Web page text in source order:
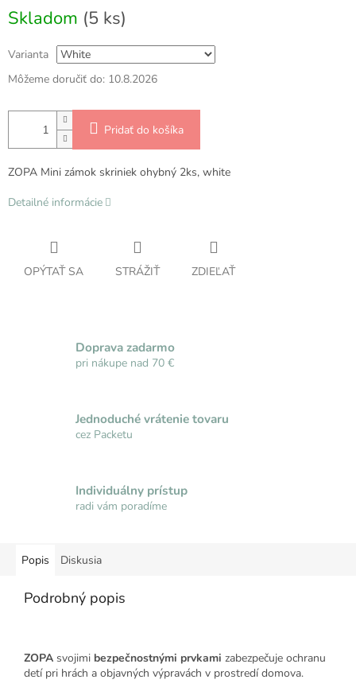
cena:
Skladom (5 ks)
Varianta
Môžeme doručiť do: 10.8.2026
Pridať do košíka
ZOPA Mini zámok skriniek ohybný 2ks, white
Detailné informácie
OPÝTAŤ SA STRÁŽIŤ ZDIEĽAŤ
Doprava zadarmo
pri nákupe nad 70 €
Jednoduché vrátenie tovaru
cez Packetu
Individuálny prístup
radi vám poradíme
Popis Diskusia
Podrobný popis
ZOPA svojimi bezpečnostnými prvkami zabezpečuje ochranu
detí pri hrách a objavných výpravách v prostredí domova.